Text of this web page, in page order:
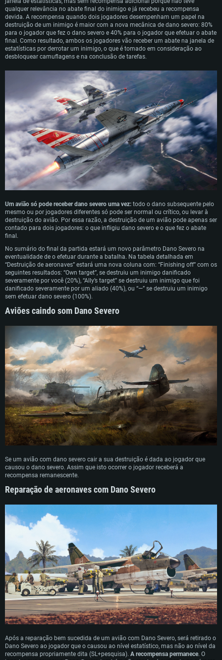
REQUERIMENTOS DE SISTEMA
PC
MAC
Linux
Mínimo
Sistema Operativo: Windows 10 (64 bit)
Processador: Dual-Core 2.2 GHz
Memória: 4GB
Placa Gráfica: Placa com DirectX 11: AMD Radeon 77XX / NVIDIA GeForce
GTX 660. Resolução mínima suportada: 720p
Network: Internet de banda larga.
Disco: 23,1 GB
Recomendado
Sistema Operativo: Windows 10/11 (64 bit)
Memória: 16 GB ou mais
Placa Gráfica: Placa com DirectX 11 ou superior; Nvidia GeForce 1060 ou
superior, Radeon RX 570 ou superior
Disco: 75,9 GB
Mínimo
Sistema Operativo: Mac OS Big Sur 11.0 ou versão mais recente
Processador: Core i5 2.2GHz mínimo (Intel Xeon não suportado)
Memória: 6 GB
Placa Gráfica: Intel Iris Pro 5200 (Mac), equivalentes AMD/Nvidia para Mac.
Resolução mínima suportada: 720p com suporte Metal.
Network: Internet de banda larga.
Disco: 21,5 GB
Recomendado
Sistema Operativo: Mac OS Big Sur 11.0 ou versão mais recente
Memória: 8 GB
Placa Gráfica: Radeon Vega II ou superior com suporte Metal.
Network: Internet de banda larga.
Disco: 60,2 GB
Mínimo
Sistema Operativo: Distribuições mais modernas do Linux de 64bit
Processador: Dual-Core 2.4 GHz
Memória: 4 GB
Placa Gráfica: NVIDIA 660 com os drivers mais recentes (não mais de 6
meses) / equivalentes AMD com os drivers mais recentes com suporte
Vulkan (não mais de 6 meses); Resolução mínima suportada: 720p.
Network: Internet de banda larga.
Disco: 21,5 GB
Recomendado
Sistema Operativo: Ubuntu 20.04 64bit
Processador: Intel Core i7
Memória: 16 GB
Placa Gráfica: NVIDIA 1060 com os drivers mais recentes (não mais de 6
meses) / equivalentes AMD (Radeon RX 570) com os drivers mais recentes
(não mais de 6 meses) com suporte Vulkan.
Network: Internet de banda larga.
Disco: 60,2 GB
qualquer relevância no abate final do inimigo e já recebeu a recompensa
devida. A recompensa quando dois jogadores desempenham um papel na
destruição de um inimigo é maior com a nova mecânica de dano severo: 80%
para o jogador que fez o dano severo e 40% para o jogador que efetuar o abate
final. Como resultado, ambos os jogadores vão receber um abate na janela de
estatísticas por derrotar um inimigo, o que é tomado em consideração ao
desbloquear camuflagens e na conclusão de tarefas.
Um avião só pode receber dano severo uma vez: todo o dano subsequente pelo
mesmo ou por jogadores diferentes só pode ser normal ou crítico, ou levar à
destruição do avião. Por essa razão, a destruição de um avião pode apenas ser
contado para dois jogadores: o que infligiu dano severo e o que fez o abate
final.
No sumário do final da partida estará um novo parâmetro Dano Severo na
eventualidade de o efetuar durante a batalha. Na tabela detalhada em
“Destruição de aeronaves” estará uma nova coluna com: “Finishing off” com os
seguintes resultados: “Own target”, se destruiu um inimigo danificado
severamente por você (20%), “Ally’s target” se destruiu um inimigo que foi
danificado severamente por um aliado (40%), ou “—” se destruiu um inimigo
sem efetuar dano severo (100%).
Aviões caindo som Dano Severo
Se um avião com dano severo cair a sua destruição é dada ao jogador que
causou o dano severo. Assim que isto ocorrer o jogador receberá a
recompensa remanescente.
Reparação de aeronaves com Dano Severo
Após a reparação bem sucedida de um avião com Dano Severo, será retirado o
Dano Severo ao jogador que o causou ao nível estatístico, mas não ao nível da
recompensa propriamente dita (SL+pesquisa). A recompensa permanece. O